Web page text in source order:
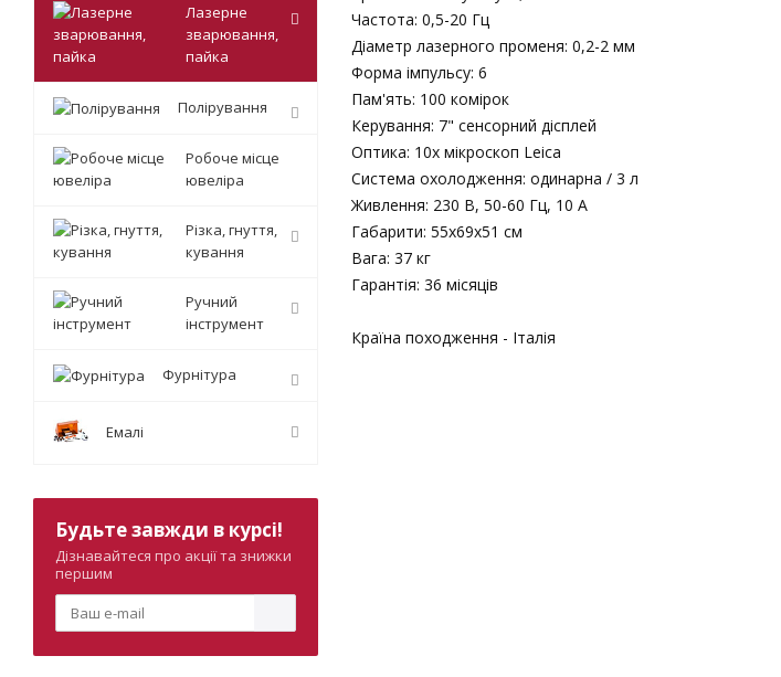
Частота: 0,5-20 Гц
Діаметр лазерного променя: 0,2-2 мм
Форма імпульсу: 6
Пам'ять: 100 комірок
Керування: 7" сенсорний дісплей
Оптика: 10х мікроскоп Leica
Система охолодження: одинарна / 3 л
Живлення: 230 В, 50-60 Гц, 10 А
Габарити: 55х69х51 см
Вага: 37 кг
Гарантія: 36 місяців
Країна походження - Італія
Лазерне
зварювання,
пайка
Полірування
Робоче місце
ювеліра
Різка, гнуття,
кування
Ручний
інструмент
Фурнітура
Емалі
Будьте завжди в курсі!
Дізнавайтеся про акції та знижки
першим